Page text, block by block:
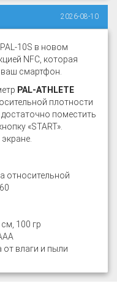
2026-08-10
10S в новом
NFC, которая
смартфон.
PAL-ATHLETE
плотности
поместить
«START».
относительной
100 гр
влаги и пыли